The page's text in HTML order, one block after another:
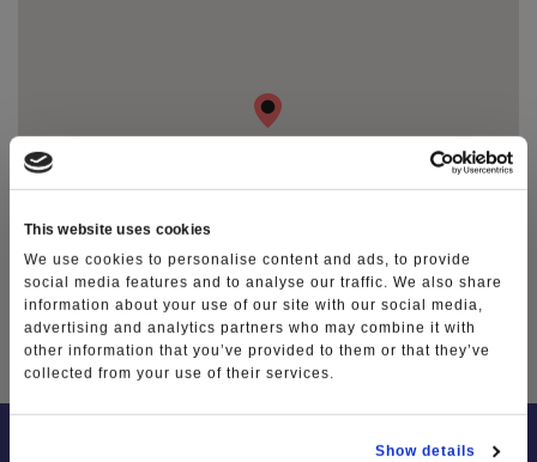
This website uses cookies
We use cookies to personalise content and ads, to provide
social media features and to analyse our traffic. We also share
information about your use of our site with our social media,
advertising and analytics partners who may combine it with
other information that you’ve provided to them or that they’ve
collected from your use of their services.
Show details